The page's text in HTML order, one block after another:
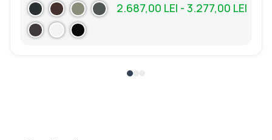
2.687,00 LEI - 3.277,00 LEI